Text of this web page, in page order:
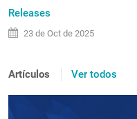
Releases
23 de Oct de 2025
Artículos Ver todos